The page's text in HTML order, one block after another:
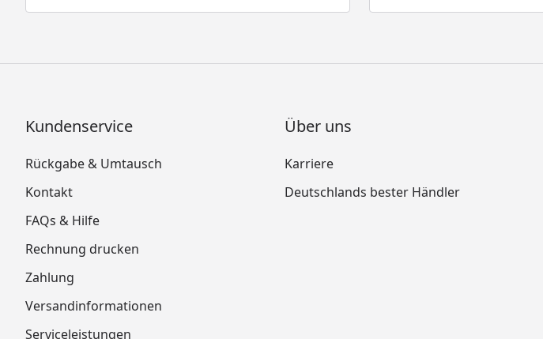
Kundenservice
Rückgabe & Umtausch
Kontakt
FAQs & Hilfe
Rechnung drucken
Zahlung
Versandinformationen
Serviceleistungen
Über uns
Karriere
Deutschlands bester Händler